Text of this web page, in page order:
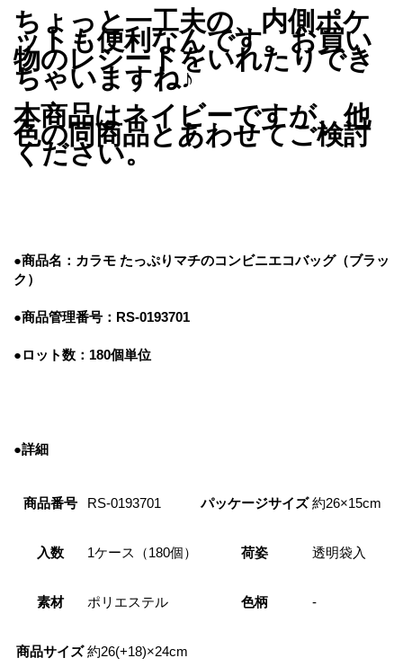
ちょっと一工夫の、内側ポケ
ットも便利なんです。お買い
物のレシートをいれたりでき
ちゃいますね♪
本商品はネイビーですが、他
色の同商品とあわせてご検討
ください。
●商品名：カラモ たっぷりマチのコンビニエコバッグ（ブラッ
ク）
●商品管理番号 ：RS-0193701
●ロット数：180個単位
●詳細
商品番号 RS-0193701 パッケージサイズ 約26×15cm
入数 1ケース（180個） 荷姿 透明袋入
素材 ポリエステル 色柄 -
商品サイズ 約26(+18)×24cm